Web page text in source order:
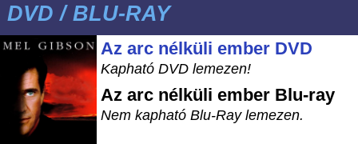
DVD / BLU-RAY
Az arc nélküli ember DVD
Kapható DVD lemezen!
Az arc nélküli ember Blu-ray
Nem kapható Blu-Ray lemezen.